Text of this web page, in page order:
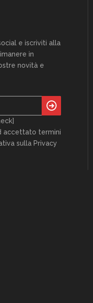
e iscriviti alla
in
novità e
accettato termini
sulla Privacy